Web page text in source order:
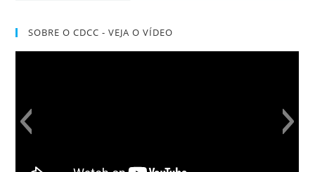
SOBRE O CDCC - VEJA O VÍDEO